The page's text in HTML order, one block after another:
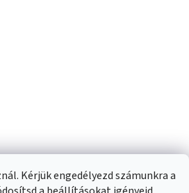
Kérjük engedélyezd számunkra a